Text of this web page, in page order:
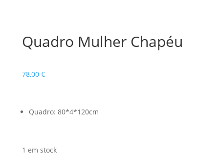
Quadro Mulher Chapéu
78,00 €
Quadro: 80*4*120cm
1 em stock